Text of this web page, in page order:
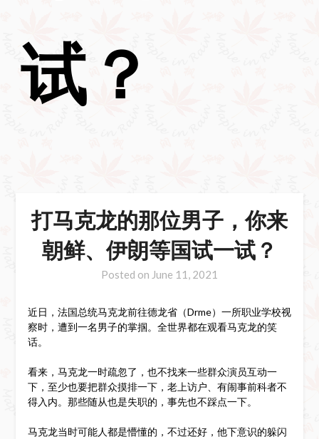
试？
打马克龙的那位男子，你来
朝鲜、伊朗等国试一试？
Posted on June 11, 2021
近日，法国总统马克龙前往德龙省（Drme）一所职业学校视
察时，遭到一名男子的掌掴。全世界都在观看马克龙的笑
话。
看来，马克龙一时疏忽了，也不找来一些群众演员互动一
下，至少也要把群众摸排一下，老上访户、有闹事前科者不
得入内。那些随从也是失职的，事先也不踩点一下。
马克龙当时可能人都是懵懂的，不过还好，他下意识的躲闪